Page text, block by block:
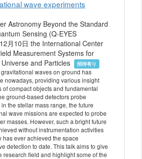
wave experiments
Astronomy Beyond the Standard
Sensing (Q-EYES
月10日 the International Center
Measurement Systems for
and Particles
招待有り
waves on ground has
nowadays, providing various insight
of compact objects and fundamental
ground-based detectors probe
the stellar mass range, the future
wave missions are expected to probe
masses. However, such a bright future
without instrumentation activities
has ever achieved the space
detection to date. This talk aims to give
research field and highlight some of the